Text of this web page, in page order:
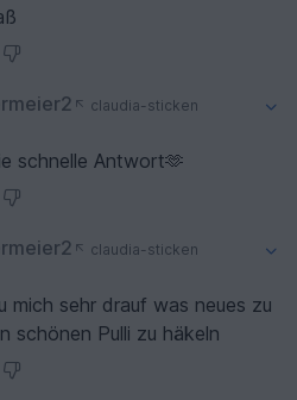
claudia-sticken
schnelle Antwort🫶
claudia-sticken
mich sehr drauf was neues zu
schönen Pulli zu häkeln